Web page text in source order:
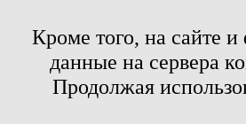
Кроме того, на сайте
данные на сервера
Продолжая